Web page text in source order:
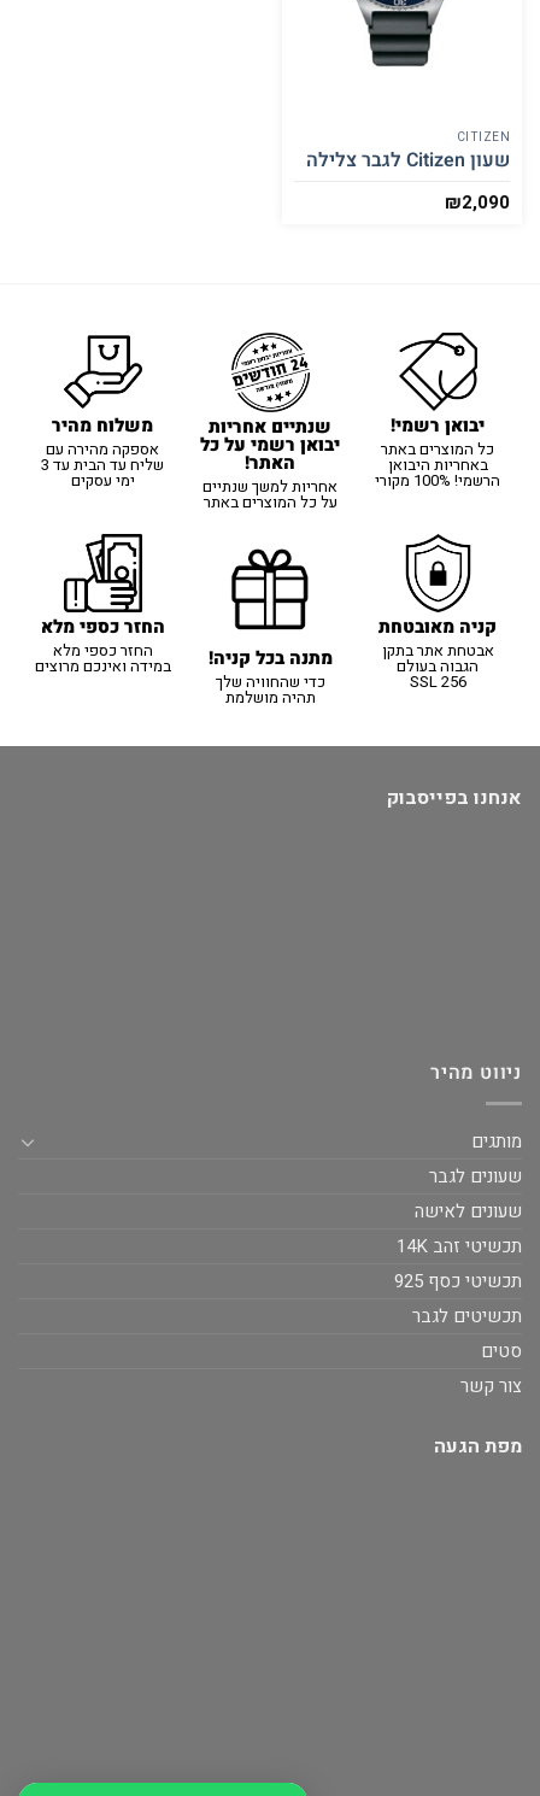
CITIZEN
שעון Citizen לגבר צלילה
₪2,090
יבואן רשמי!
כל המוצרים באתר
באחריות היבואן
הרשמי! 100% מקורי
שנתיים אחריות
יבואן רשמי על כל
האתר!
אחריות למשך שנתיים
על כל המוצרים באתר
משלוח מהיר
אספקה מהירה עם
שליח עד הבית עד 3
ימי עסקים
קניה מאובטחת
אבטחת אתר בתקן
הגבוה בעולם
SSL 256
מתנה בכל קניה!
כדי שהחוויה שלך
תהיה מושלמת
החזר כספי מלא
החזר כספי מלא
במידה ואינכם מרוצים
אנחנו בפייסבוק
ניווט מהיר
מותגים
שעונים לגבר
שעונים לאישה
תכשיטי זהב 14K
תכשיטי כסף 925
תכשיטים לגבר
סטים
צור קשר
מפת הגעה